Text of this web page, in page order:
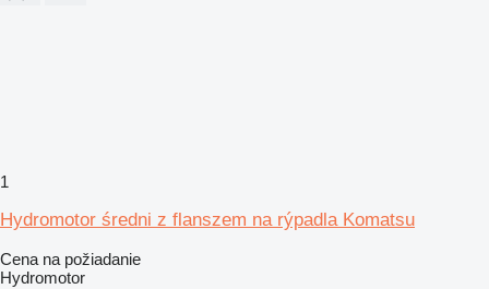
1
Hydromotor średni z flanszem na rýpadla Komatsu
Cena na požiadanie
Hydromotor